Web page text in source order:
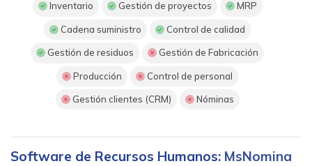
Inventario Gestión de proyectos MRP
Cadena suministro Control de calidad
Gestión de residuos Gestión de Fabricación
Producción Control de personal
Gestión clientes (CRM) Nóminas
Software de Recursos Humanos: MsNomina